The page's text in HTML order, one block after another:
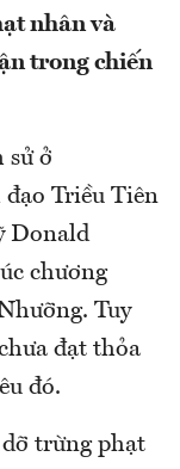
nhân và
trong chiến
sử ở
Triều Tiên
Donald
chương
Tuy
đạt thỏa
đó.
trừng phạt